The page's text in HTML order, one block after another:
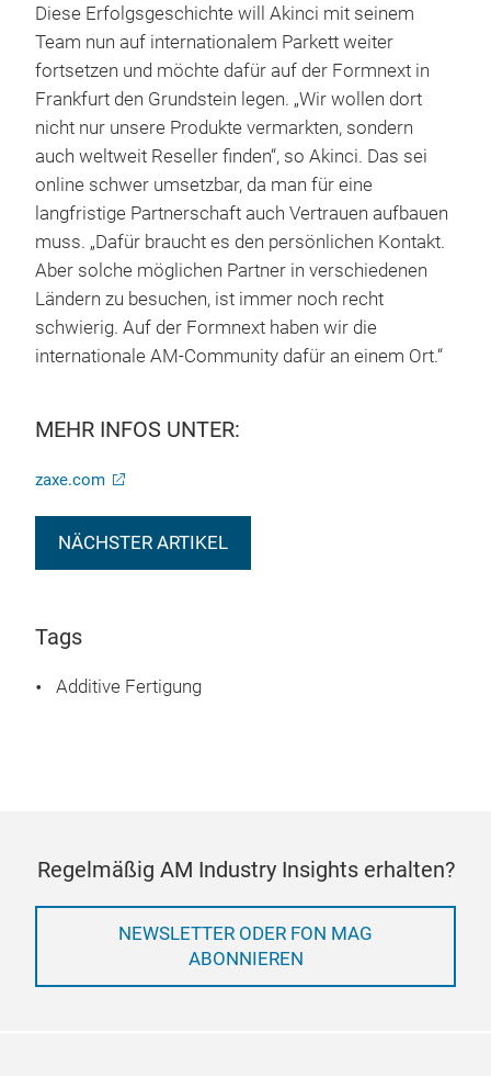
Diese Erfolgsgeschichte will Akinci mit seinem
Team nun auf internationalem Parkett weiter
fortsetzen und möchte dafür auf der Formnext in
Frankfurt den Grundstein legen. „Wir wollen dort
nicht nur unsere Produkte vermarkten, sondern
auch weltweit Reseller finden“, so Akinci. Das sei
online schwer umsetzbar, da man für eine
langfristige Partnerschaft auch Vertrauen aufbauen
muss. „Dafür braucht es den persönlichen Kontakt.
Aber solche möglichen Partner in verschiedenen
Ländern zu besuchen, ist immer noch recht
schwierig. Auf der Formnext haben wir die
internationale AM-Community dafür an einem Ort.“
MEHR INFOS UNTER:
zaxe.com
NÄCHSTER ARTIKEL
Tags
Additive Fertigung
Regelmäßig AM Industry Insights erhalten?
NEWSLETTER ODER FON MAG
ABONNIEREN